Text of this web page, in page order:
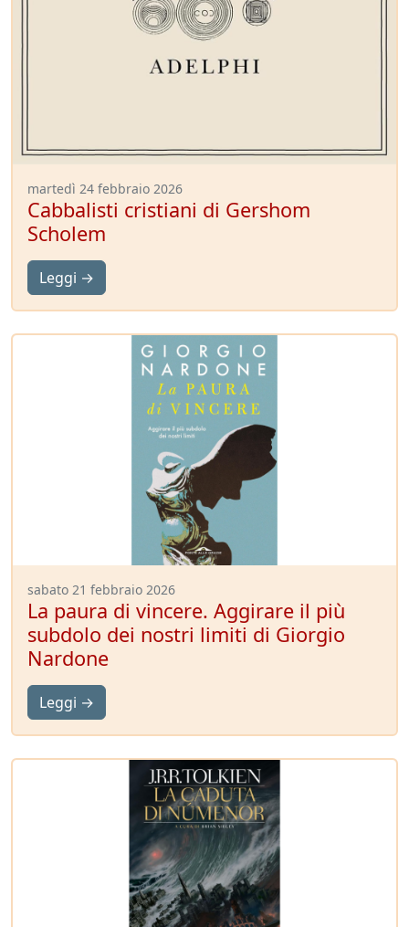
martedì 24 febbraio 2026
Cabbalisti cristiani di Gershom
Scholem
Leggi →
sabato 21 febbraio 2026
La paura di vincere. Aggirare il più
subdolo dei nostri limiti di Giorgio
Nardone
Leggi →